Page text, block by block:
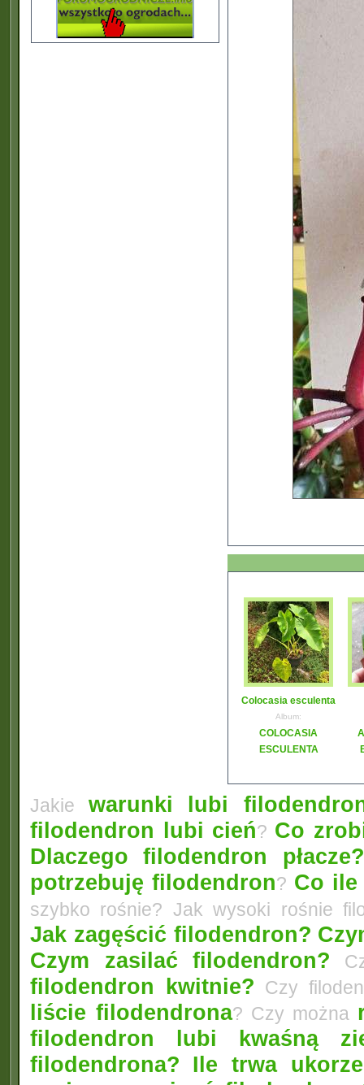
Colocasia esculenta
Album:
COLOCASIA
ESCULENTA
Jakie warunki lubi
filodendron lubi cień? Co
Dlaczego filodendron
potrzebuję filodendron? Co ile
szybko rośnie? Jak wysoki rośnie
Jak zagęścić filodendron?
Czym zasilać filodendron?
filodendron kwitnie? Czy
liście filodendrona? Czy można
filodendron lubi kwaśną
filodendrona? Ile trwa